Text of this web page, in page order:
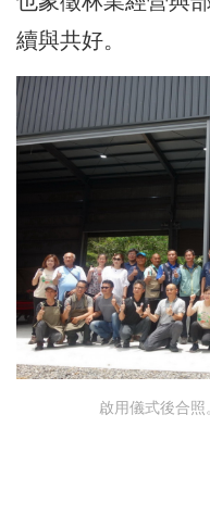
續與共好。
啟用儀式後合照